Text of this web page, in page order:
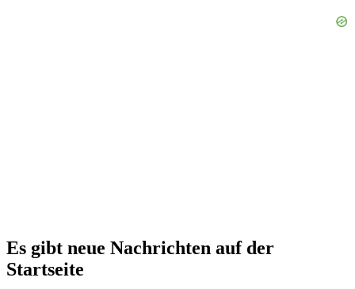
Es gibt neue Nachrichten auf der
Startseite